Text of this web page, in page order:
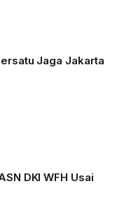
Jaga Jakarta
DKI WFH Usai